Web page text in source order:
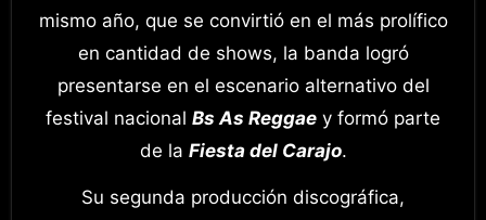
mismo año, que se convirtió en el más prolífico
en cantidad de shows, la banda logró
presentarse en el escenario alternativo del
festival nacional Bs As Reggae y formó parte
de la Fiesta del Carajo.
Su segunda producción discográfica,